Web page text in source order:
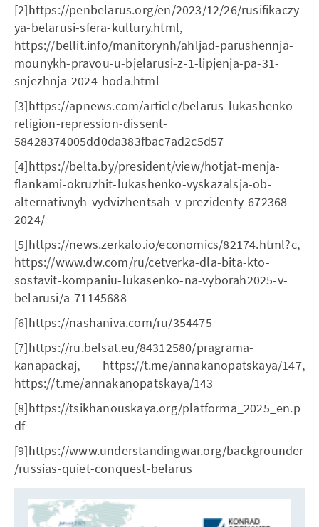
[2]https://penbelarus.org/en/2023/12/26/rusifikaczy
ya-belarusi-sfera-kultury.html,
https://bellit.info/manitorynh/ahljad-parushennja-
mounykh-pravou-u-bjelarusi-z-1-lipjenja-pa-31-
snjezhnja-2024-hoda.html
[3]https://apnews.com/article/belarus-lukashenko-
religion-repression-dissent-
58428374005dd0da383fbac7ad2c5d57
[4]https://belta.by/president/view/hotjat-menja-
flankami-okruzhit-lukashenko-vyskazalsja-ob-
alternativnyh-vydvizhentsah-v-prezidenty-672368-
2024/
[5]https://news.zerkalo.io/economics/82174.html?c,
https://www.dw.com/ru/cetverka-dla-bita-kto-
sostavit-kompaniu-lukasenko-na-vyborah2025-v-
belarusi/a-71145688
[6]https://nashaniva.com/ru/354475
[7]https://ru.belsat.eu/84312580/pragrama-
kanapackaj, https://t.me/annakanopatskaya/147,
https://t.me/annakanopatskaya/143
[8]https://tsikhanouskaya.org/platforma_2025_en.p
df
[9]https://www.understandingwar.org/backgrounder
/russias-quiet-conquest-belarus